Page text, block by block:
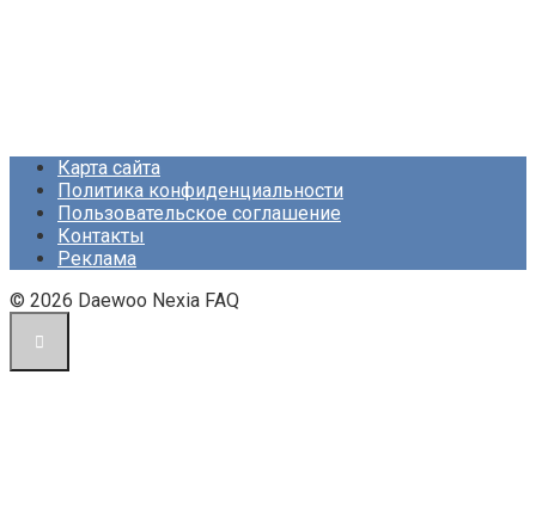
Карта сайта
Политика конфиденциальности
Пользовательское соглашение
Контакты
Реклама
© 2026 Daewoo Nexia FAQ